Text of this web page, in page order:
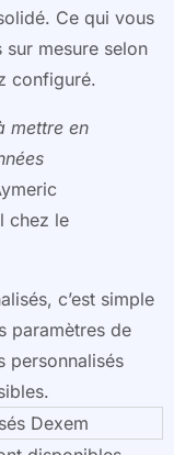
Ce qui vous
mesure selon
configuré.
mettre en
chez le
c’est simple
paramètres de
personnalisés